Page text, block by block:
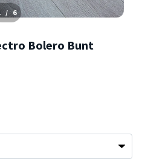
/ 6
Bolero Bunt